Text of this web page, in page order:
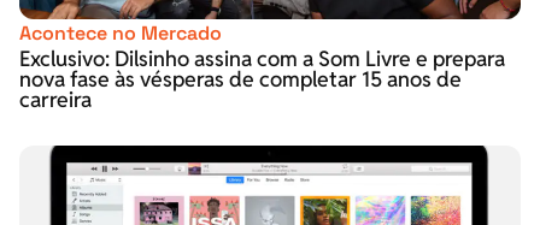
Acontece no Mercado
Exclusivo: Dilsinho assina com a Som Livre e prepara
nova fase às vésperas de completar 15 anos de
carreira